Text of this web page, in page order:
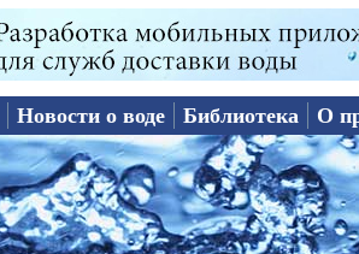
Новости о воде Библиотека О